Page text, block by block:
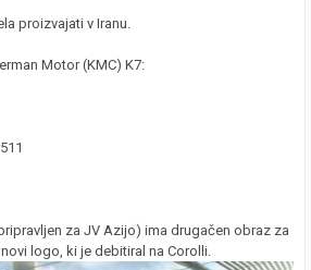
proizvajati v Iranu.
Motor (KMC) K7:
za JV Azijo) ima drugačen obraz za
logo, ki je debitiral na Corolli.